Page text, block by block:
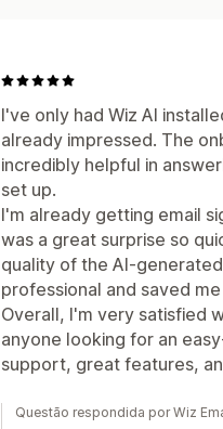
I've only had Wiz AI
already impressed. The
incredibly helpful in
set up.
I'm already getting email
was a great surprise so
quality of the AI-
professional and saved
Overall, I'm very satisfied
anyone looking for an
support, great features,
Questão respondida por Wiz